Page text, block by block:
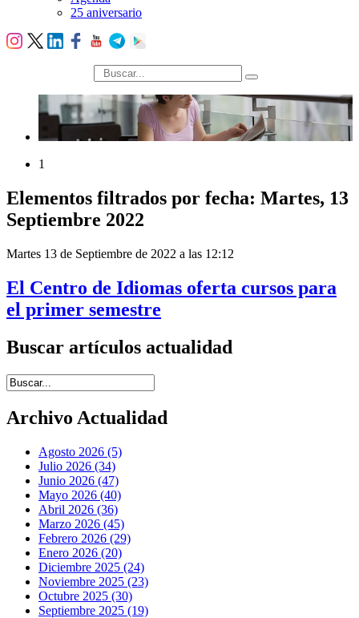
25 aniversario
búsqueda
1
Elementos filtrados por fecha: Martes, 13
Septiembre 2022
Martes 13 de Septiembre de 2022 a las 12:12
El Centro de Idiomas oferta cursos para
el primer semestre
Buscar artículos actualidad
Introduce términos de búsqueda
Archivo Actualidad
Agosto 2026 (5)
Julio 2026 (34)
Junio 2026 (47)
Mayo 2026 (40)
Abril 2026 (36)
Marzo 2026 (45)
Febrero 2026 (29)
Enero 2026 (20)
Diciembre 2025 (24)
Noviembre 2025 (23)
Octubre 2025 (30)
Septiembre 2025 (19)